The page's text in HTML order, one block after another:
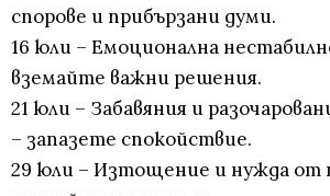
спорове и прибързани думи.
16 юли – Емоционална
вземайте важни решения.
21 юли – Забавяния и
– запазете спокойствие.
29 юли – Изтощение и нужда от